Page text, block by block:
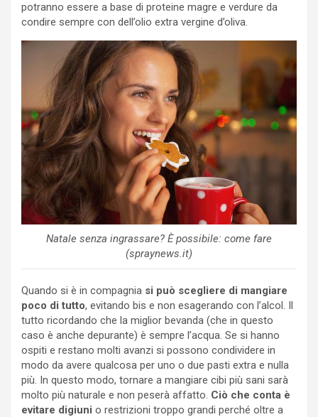
potranno essere a base di proteine magre e verdure da
condire sempre con dell’olio extra vergine d’oliva.
Natale senza ingrassare? È possibile: come fare
(spraynews.it)
Quando si è in compagnia si può scegliere di mangiare
poco di tutto, evitando bis e non esagerando con l’alcol. Il
tutto ricordando che la miglior bevanda (che in questo
caso è anche depurante) è sempre l’acqua. Se si hanno
ospiti e restano molti avanzi si possono condividere in
modo da avere qualcosa per uno o due pasti extra e nulla
più. In questo modo, tornare a mangiare cibi più sani sarà
molto più naturale e non peserà affatto. Ciò che conta è
evitare digiuni o restrizioni troppo grandi perché oltre a